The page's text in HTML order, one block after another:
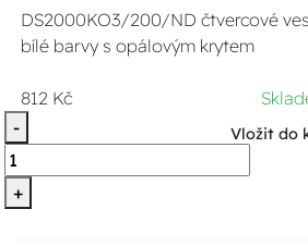
DS2000KO3/200/ND čtvercové
bílé barvy s opálovým krytem
812 Kč
-
+
Vložit do